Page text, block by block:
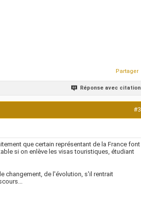
Partager
Réponse avec citation
#3
que certain représentant de la France font
si on enlève les visas touristiques, étudiant
changement, de l'évolution, s'il rentrait